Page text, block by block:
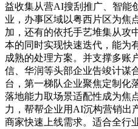
益收集从营AI搜刮推广、智能
业，办事区域以粤西片区为焦
加，还有的依托手艺堆集从攻
本的同时实现快速迭代，能为
成熟的处理方案。并支撑多账
信、华润等头部企业告竣计谋
台，第一梯队企业聚焦定制化
落地能力取场景适配性成为焦
力，帮帮企业用AI沉构营销出
商家快速上线需求。适合全行